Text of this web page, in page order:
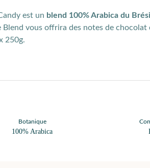
est un blend 100% Arabica du
Blend vous offrira des notes de
250g.
Botanique
100% Arabica